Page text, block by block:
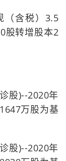
（含税）3.5
股转增股本2
股)--2020年
万股为基
股)--2020年